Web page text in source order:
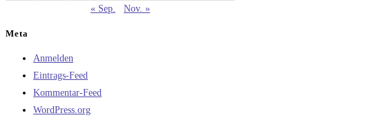
« Sep.
Nov. »
Meta
Anmelden
Eintrags-Feed
Kommentar-Feed
WordPress.org